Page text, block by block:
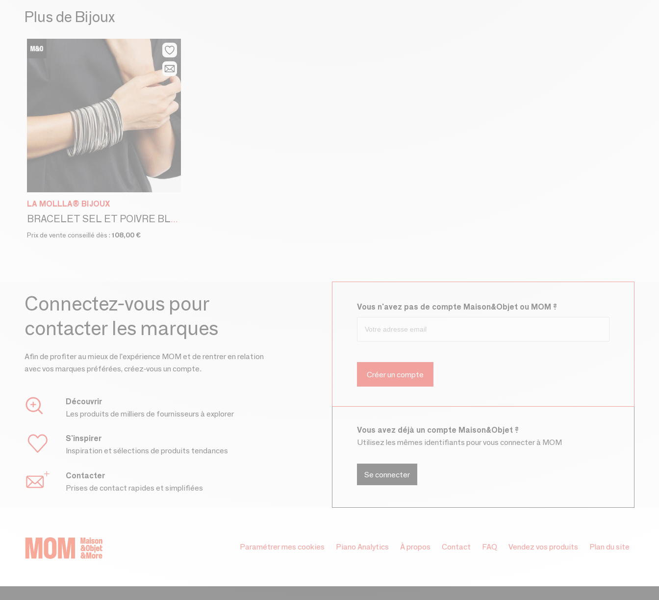
Plus de Bijoux
LA MOLLLA® BIJOUX
BRACELET SEL ET POIVRE BLACK
Prix de vente conseillé dès : 108,00 €
Connectez-vous pour
contacter les marques
Afin de profiter au mieux de l'expérience MOM et de rentrer en relation
avec vos marques préférées, créez-vous un compte.
Découvrir
Les produits de milliers de fournisseurs à explorer
S'inspirer
Inspiration et sélections de produits tendances
Contacter
Prises de contact rapides et simplifiées
Vous n'avez pas de compte Maison&Objet ou MOM ?
Vous avez déjà un compte Maison&Objet ?
Utilisez les mêmes identifiants pour vous connecter à MOM
Se connecter
Paramétrer mes cookies Piano Analytics À propos Contact FAQ Vendez vos produits Plan du site